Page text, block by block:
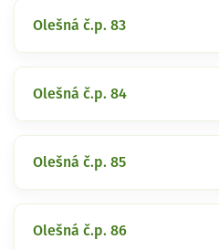
Olešná č.p. 83
Olešná č.p. 84
Olešná č.p. 85
Olešná č.p. 86